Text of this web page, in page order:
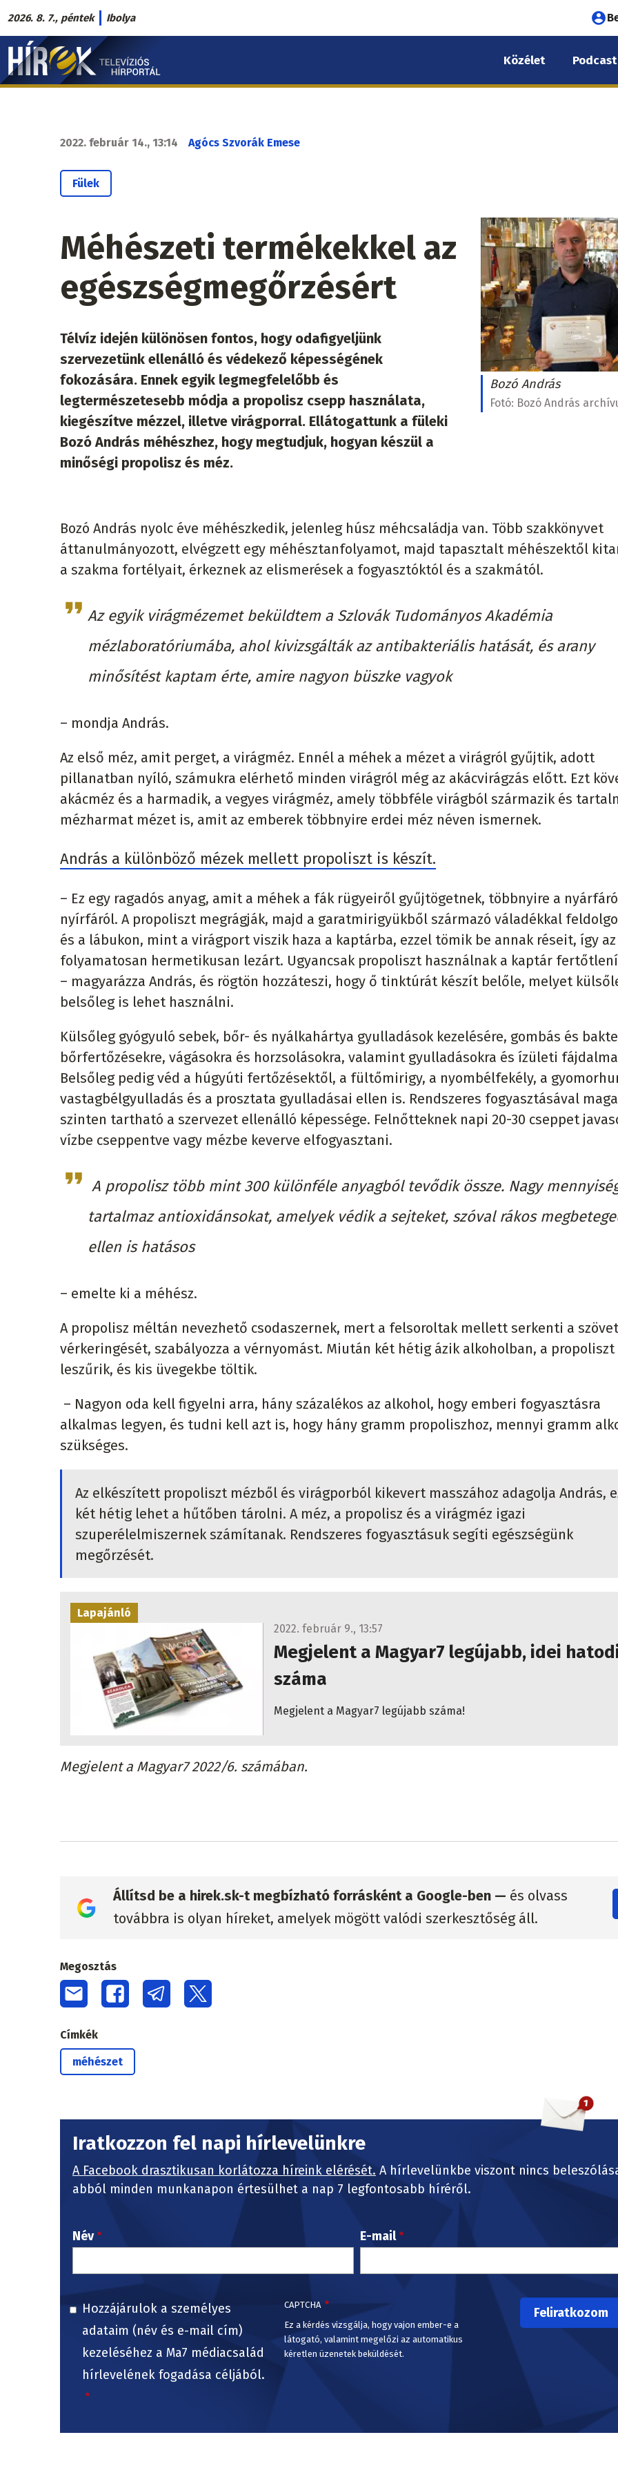
Ugrás
a
tartalomra
2026. 8. 7., péntek Ibolya
Hírek.sk
fő
Közélet Podcast
2022. február 14., 13:14 Agócs Szvorák Emese
Fülek
Méhészeti termékekkel az
egészségmegőrzésért
Télvíz idején különösen fontos, hogy odafigyeljünk
szervezetünk ellenálló és védekező képességének
fokozására. Ennek egyik legmegfelelőbb és
legtermészetesebb módja a propolisz csepp használata,
kiegészítve mézzel, illetve virágporral. Ellátogattunk a füleki
Bozó András méhészhez, hogy megtudjuk, hogyan készül a
minőségi propolisz és méz.
Bozó András
Fotó: Bozó András
Bozó András nyolc éve méhészkedik, jelenleg húsz méhcsaládja van. Több szakkönyvet
áttanulmányozott, elvégzett egy méhésztanfolyamot, majd tapasztalt méhészektől
a szakma fortélyait, érkeznek az elismerések a fogyasztóktól és a szakmától.
Az egyik virágmézemet beküldtem a Szlovák Tudományos Akadémia
mézlaboratóriumába, ahol kivizsgálták az antibakteriális hatását, és arany
minősítést kaptam érte, amire nagyon büszke vagyok
– mondja András.
Az első méz, amit perget, a virágméz. Ennél a méhek a mézet a virágról gyűjtik, adott
pillanatban nyíló, számukra elérhető minden virágról még az akácvirágzás előtt. Ezt
akácméz és a harmadik, a vegyes virágméz, amely többféle virágból származik és
mézharmat mézet is, amit az emberek többnyire erdei méz néven ismernek.
András a különböző mézek mellett propoliszt is készít.
– Ez egy ragadós anyag, amit a méhek a fák rügyeiről gyűjtögetnek, többnyire a
nyírfáról. A propoliszt megrágják, majd a garatmirigyükből származó váladékkal
és a lábukon, mint a virágport viszik haza a kaptárba, ezzel tömik be annak réseit, így az
folyamatosan hermetikusan lezárt. Ugyancsak propoliszt használnak a kaptár
– magyarázza András, és rögtön hozzáteszi, hogy ő tinktúrát készít belőle, melyet
belsőleg is lehet használni.
Külsőleg gyógyuló sebek, bőr- és nyálkahártya gyulladások kezelésére, gombás és
bőrfertőzésekre, vágásokra és horzsolásokra, valamint gyulladásokra és ízületi
Belsőleg pedig véd a húgyúti fertőzésektől, a fültőmirigy, a nyombélfekély, a
vastagbélgyulladás és a prosztata gyulladásai ellen is. Rendszeres fogyasztásával
szinten tartható a szervezet ellenálló képessége. Felnőtteknek napi 20-30 cseppet
vízbe cseppentve vagy mézbe keverve elfogyasztani.
A propolisz több mint 300 különféle anyagból tevődik össze. Nagy
tartalmaz antioxidánsokat, amelyek védik a sejteket, szóval rákos
ellen is hatásos
– emelte ki a méhész.
A propolisz méltán nevezhető csodaszernek, mert a felsoroltak mellett serkenti a
vérkeringését, szabályozza a vérnyomást. Miután két hétig ázik alkoholban, a propoliszt
leszűrik, és kis üvegekbe töltik.
– Nagyon oda kell figyelni arra, hány százalékos az alkohol, hogy emberi fogyasztásra
alkalmas legyen, és tudni kell azt is, hogy hány gramm propoliszhoz, mennyi gramm
szükséges.
Az elkészített propoliszt mézből és virágporból kikevert masszához adagolja András,
két hétig lehet a hűtőben tárolni. A méz, a propolisz és a virágméz igazi
szuperélelmiszernek számítanak. Rendszeres fogyasztásuk segíti egészségünk
megőrzését.
Lapajánló
2022. február 9., 13:57
Megjelent a Magyar7 legújabb, idei
száma
Megjelent a Magyar7 legújabb száma!
Megjelent a Magyar7 2022/6. számában.
Állítsd be a hirek.sk-t megbízható forrásként a Google-ben — és olvass
továbbra is olyan híreket, amelyek mögött valódi szerkesztőség áll.
Megosztás
Címkék
méhészet
Iratkozzon fel napi hírlevelünkre
A Facebook drasztikusan korlátozza híreink elérését. A hírlevelünkbe viszont nincs
abból minden munkanapon értesülhet a nap 7 legfontosabb híréről.
Név E-mail
Hozzájárulok a személyes
adataim (név és e-mail cím)
kezeléséhez a Ma7 médiacsalád
hírlevelének fogadása céljából.
CAPTCHA
Ez a kérdés vizsgálja, hogy vajon ember-e a
látogató, valamint megelőzi az automatikus
kéretlen üzenetek beküldését.